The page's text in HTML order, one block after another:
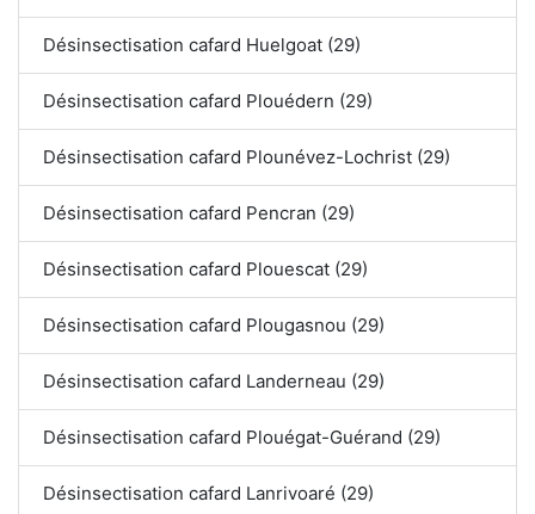
Désinsectisation cafard Huelgoat (29)
Désinsectisation cafard Plouédern (29)
Désinsectisation cafard Plounévez-Lochrist (29)
Désinsectisation cafard Pencran (29)
Désinsectisation cafard Plouescat (29)
Désinsectisation cafard Plougasnou (29)
Désinsectisation cafard Landerneau (29)
Désinsectisation cafard Plouégat-Guérand (29)
Désinsectisation cafard Lanrivoaré (29)